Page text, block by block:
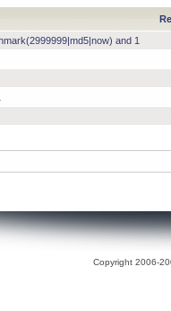
and 1
Copyright 2006-